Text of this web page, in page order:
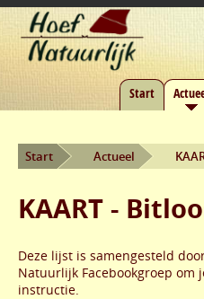
Start
Start Actueel
KAART -
Deze lijst is samengesteld
Natuurlijk Facebookgroep
instructie.